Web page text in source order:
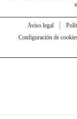
Aviso legal
Configuración de